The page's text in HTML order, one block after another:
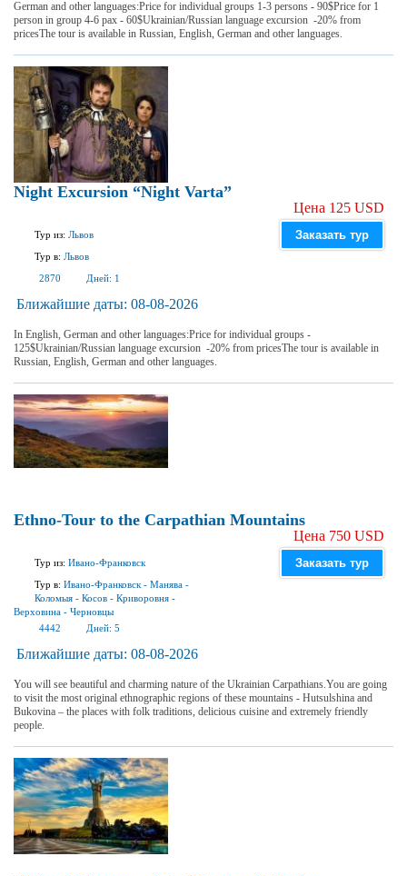
German and other languages:Price for individual groups 1-3 persons - 90$Price for 1
person in group 4-6 pax - 60$Ukrainian/Russian language excursion -20% from
pricesThe tour is available in Russian, English, German and other languages.
Night Excursion “Night Varta”
Тур из: Львов
Тур в: Львов
2870
Дней: 1
Цена 125 USD
Заказать тур
Ближайшие даты: 08-08-2026
In English, German and other languages:Price for individual groups -
125$Ukrainian/Russian language excursion -20% from pricesThe tour is available in
Russian, English, German and other languages.
Ethno-Tour to the Carpathian Mountains
Тур из: Ивано-Франковск
Тур в: Ивано-Франковск - Манява -
Коломыя - Косов - Криворовня -
Верховина - Черновцы
4442
Дней: 5
Цена 750 USD
Заказать тур
Ближайшие даты: 08-08-2026
You will see beautiful and charming nature of the Ukrainian Carpathians.You are going
to visit the most original ethnographic regions of these mountains - Hutsulshina and
Bukovina – the places with folk traditions, delicious cuisine and extremely friendly
people.